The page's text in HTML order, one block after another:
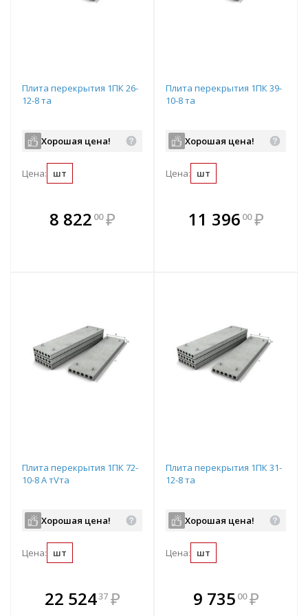
Плита перекрытия 1ПК 26-
12-8 та
Хорошая цена!
Цена: шт
8 822 00 ₽
В комплекте
всегда выгоднее!
Плита перекрытия 1ПК 39-
10-8 та
Хорошая цена!
Цена: шт
В комплекте
всегда выгоднее!
11 396 00 ₽
Плита перекрытия 1ПК 72-
10-8 А тVта
Хорошая цена!
Цена: шт
22 52437 ₽
В комплекте
всегда выгоднее!
Плита перекрытия 1ПК 31-
12-8 та
Хорошая цена!
Цена: шт
В комплекте
всегда выгоднее!
9 735 00 ₽